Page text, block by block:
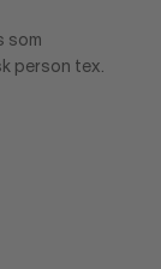
som
person tex.